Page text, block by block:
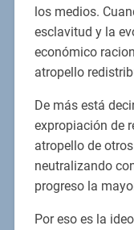
los medios.
esclavitud y la
económico
atropello
De más está
expropiación de
atropello de
neutralizando
progreso la
Por eso es la